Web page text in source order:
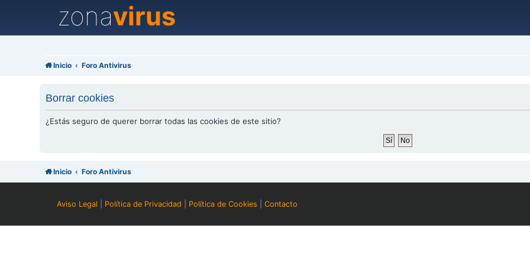
zonavirus
Inicio Foro Antivirus
Borrar cookies
¿Estás seguro de querer borrar todas las cookies de este sitio?
Inicio Foro Antivirus
Aviso Legal Política de Privacidad Política de Cookies Contacto